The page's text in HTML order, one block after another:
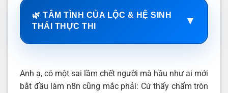
🌿 TÂM TÌNH CỦA LỘC & HỆ SINH
THÁI THỰC THI
▼
Anh ạ, có một sai lầm chết người mà hầu như ai mới
bắt đầu làm n8n cũng mắc phải: Cứ thấy chấm tròn